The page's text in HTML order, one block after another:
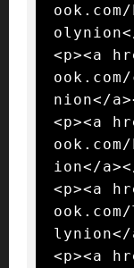
<p><a
nion</
<p><a
ion</
<p><a
lynion</
<p><a